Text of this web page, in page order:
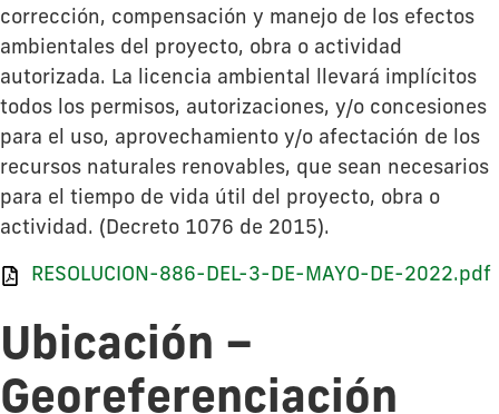
corrección, compensación y manejo de los efectos
ambientales del proyecto, obra o actividad
autorizada. La licencia ambiental llevará implícitos
todos los permisos, autorizaciones, y/o concesiones
para el uso, aprovechamiento y/o afectación de los
recursos naturales renovables, que sean necesarios
para el tiempo de vida útil del proyecto, obra o
actividad. (Decreto 1076 de 2015).
RESOLUCION-886-DEL-3-DE-MAYO-DE-2022.pdf
Ubicación –
Georeferenciación